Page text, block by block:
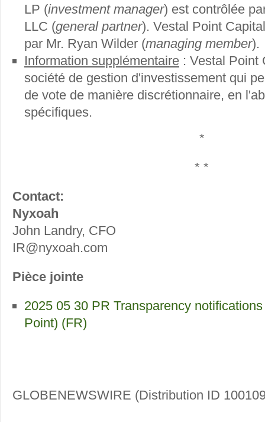
LP (investment manager) est contrôlée
LLC (general partner). Vestal Point
par Mr. Ryan Wilder (managing member).
Information supplémentaire : Vestal Point
société de gestion d'investissement qui
de vote de manière discrétionnaire, en
spécifiques.
*
* *
Contact:
Nyxoah
John Landry, CFO
IR@nyxoah.com
Pièce jointe
2025 05 30 PR Transparency
Point) (FR)
GLOBENEWSWIRE (Distribution ID